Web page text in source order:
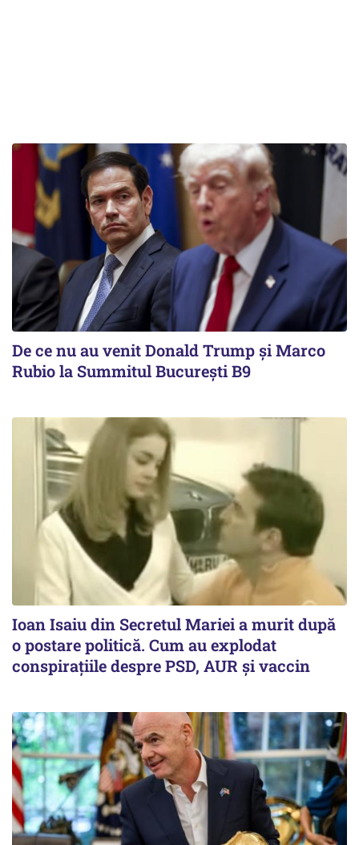
De ce nu au venit Donald Trump şi Marco
Rubio la Summitul Bucureşti B9
Ioan Isaiu din Secretul Mariei a murit după
o postare politică. Cum au explodat
conspirațiile despre PSD, AUR și vaccin